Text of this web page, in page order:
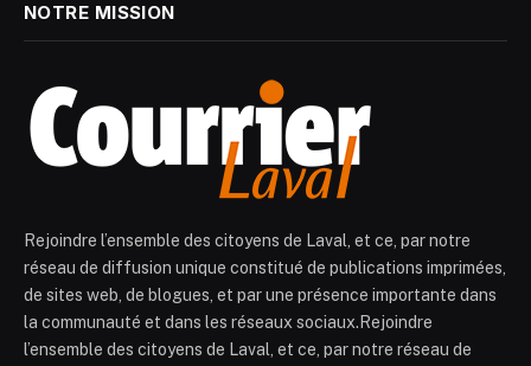
NOTRE MISSION
Rejoindre l’ensemble des citoyens de Laval, et ce, par notre
réseau de diffusion unique constitué de publications imprimées,
de sites web, de blogues, et par une présence importante dans
la communauté et dans les réseaux sociaux.Rejoindre
l’ensemble des citoyens de Laval, et ce, par notre réseau de